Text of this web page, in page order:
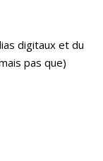
digitaux et du
pas que)